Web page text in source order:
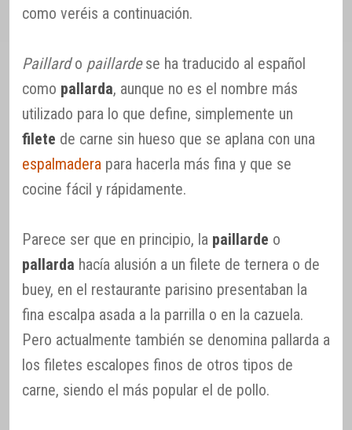
como veréis a continuación.
Paillardo paillardese ha traducido al español
como pallarda, aunque no es el nombre más
utilizado para lo que define, simplemente un
filete de carne sin hueso que se aplana con una
espalmadera para hacerla más fina y que se
cocine fácil y rápidamente.
Parece ser que en principio, la paillarde o
pallarda hacía alusión a un filete de ternera o de
buey, en el restaurante parisino presentaban la
fina escalpa asada a la parrilla o en la cazuela.
Pero actualmente también se denomina pallarda a
los filetes escalopes finos de otros tipos de
carne, siendo el más popular el de pollo.